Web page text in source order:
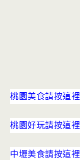
桃園美食請按這裡
桃園好玩請按這裡
中壢美食請按這裡